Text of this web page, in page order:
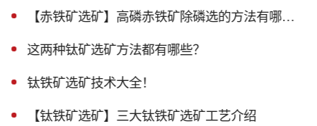
【赤铁矿选矿】高磷赤铁矿除磷选的方法有哪些？
这两种钛矿选矿方法都有哪些？
钛铁矿选矿技术大全！
【钛铁矿选矿】三大钛铁矿选矿工艺介绍